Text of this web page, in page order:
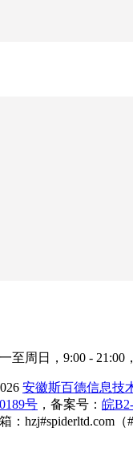
至周日，9:00 - 21:00
安徽斯百德信息技
号 ，备案号： 皖
：hzj#spiderltd.com（#